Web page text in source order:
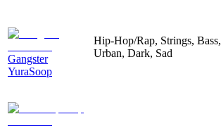
Gangster
YuraSoop
Hip-Hop/Rap, Strings, Bass,
Urban, Dark, Sad